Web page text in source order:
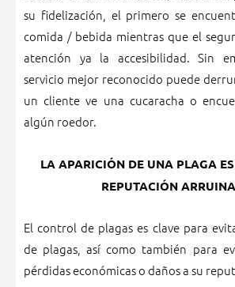
su fidelización, el primero se
comida / bebida mientras que el
atención ya la accesibilidad.Sin
servicio mejor reconocido puede
un cliente ve una cucaracha o
algún roedor.
LA APARICIÓN DE UNA PLAGA
REPUTACIÓN
El control de plagas es clave para
de plagas, así como también para
pérdidas económicas o daños a su